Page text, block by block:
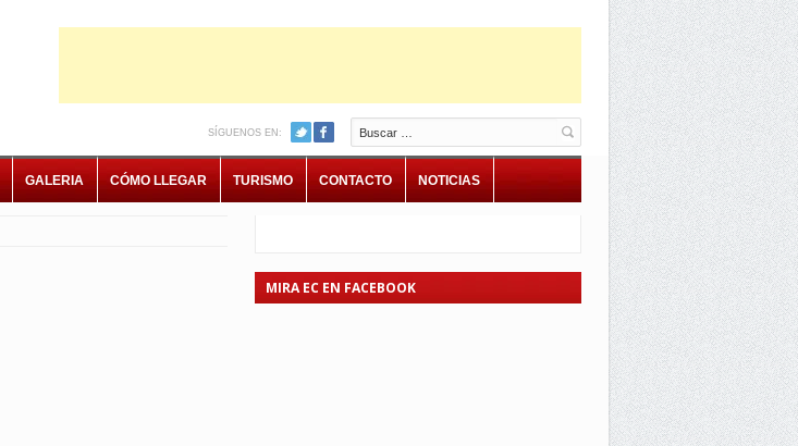
Buscar
SÍGUENOS EN:
GALERIA CÓMO LLEGAR TURISMO CONTACTO NOTICIAS
MIRA EC EN FACEBOOK